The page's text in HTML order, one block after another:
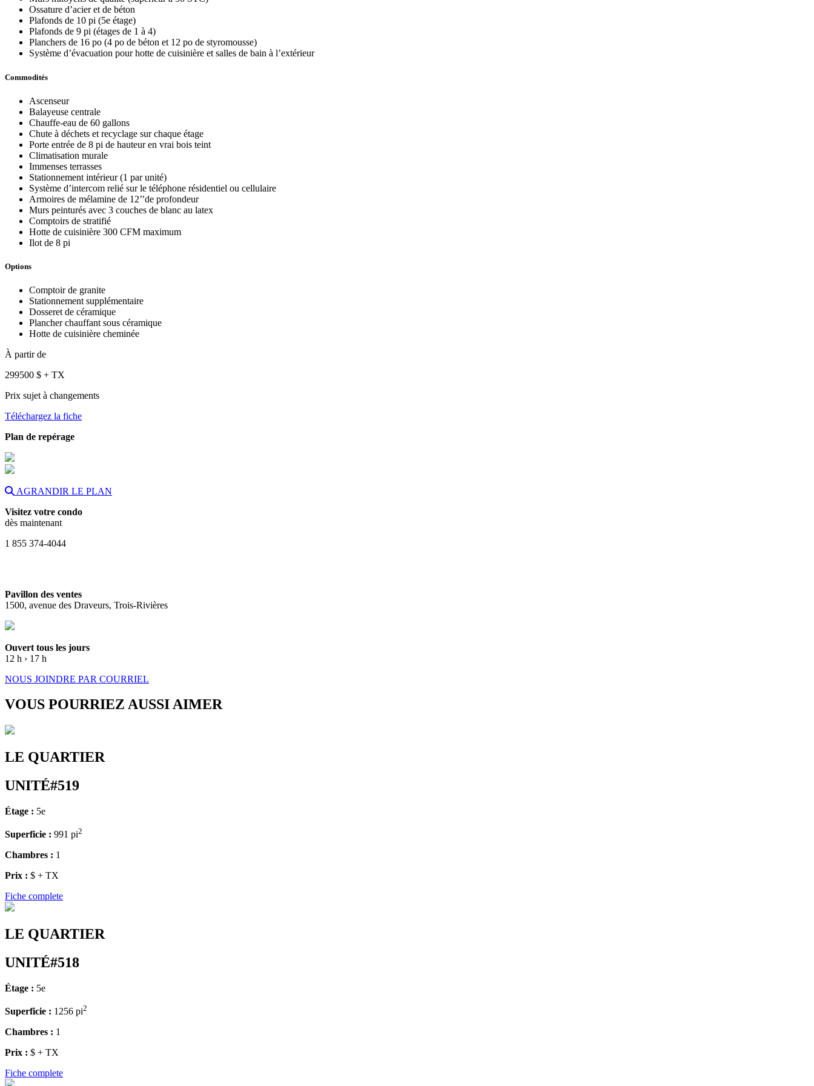
Ossature d’acier et de béton
Plafonds de 10 pi (5e étage)
Plafonds de 9 pi (étages de 1 à 4)
Planchers de 16 po (4 po de béton et 12 po de styromousse)
Système d’évacuation pour hotte de cuisinière et salles de bain à l’extérieur
Commodités
Ascenseur
Balayeuse centrale
Chauffe-eau de 60 gallons
Chute à déchets et recyclage sur chaque étage
Porte entrée de 8 pi de hauteur en vrai bois teint
Climatisation murale
Immenses terrasses
Stationnement intérieur (1 par unité)
Système d’intercom relié sur le téléphone résidentiel ou cellulaire
Armoires de mélamine de 12’’de profondeur
Murs peinturés avec 3 couches de blanc au latex
Comptoirs de stratifié
Hotte de cuisinière 300 CFM maximum
Ilot de 8 pi
Options
Comptoir de granite
Stationnement supplémentaire
Dosseret de céramique
Plancher chauffant sous céramique
Hotte de cuisinière cheminée
À partir de
299500 $ + TX
Prix sujet à changements
Téléchargez la fiche
Plan de repérage
AGRANDIR LE PLAN
Visitez votre condo
dès maintenant
1 855 374-4044
Pavillon des ventes
1500, avenue des Draveurs, Trois-Rivières
Ouvert tous les jours
12 h › 17 h
NOUS JOINDRE PAR COURRIEL
VOUS POURRIEZ AUSSI AIMER
LE QUARTIER
UNITÉ#519
Étage : 5e
Superficie : 991 pi2
Chambres : 1
Prix : $ + TX
Fiche complete
LE QUARTIER
UNITÉ#518
Étage : 5e
Superficie : 1256 pi2
Chambres : 1
Prix : $ + TX
Fiche complete